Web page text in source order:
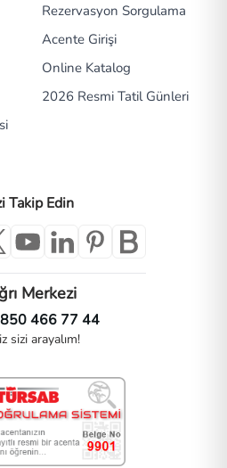
Rezervasyon Sorgulama
Acente Girişi
Online Katalog
2026 Resmi Tatil Günleri
Takip Edin
Merkezi
466 77 44
sizi arayalım!